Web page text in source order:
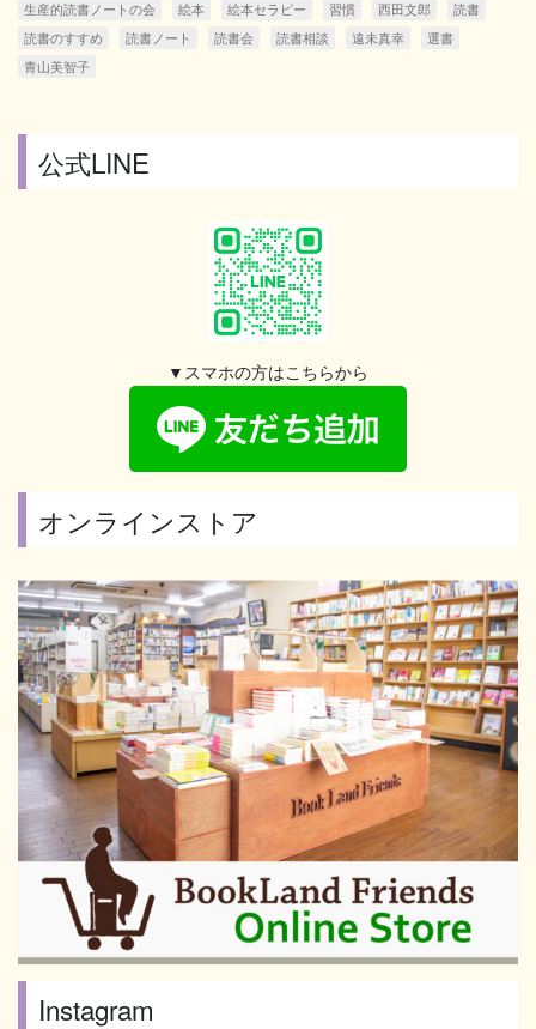
生産的読書ノートの会
絵本 絵本セラピー 習慣 西田文郎
読書
読書のすすめ
読書ノート 読書会 読書相談 遠未真幸
選書
青山美智子
公式LINE
▼スマホの方はこちらから
オンラインストア
Instagram